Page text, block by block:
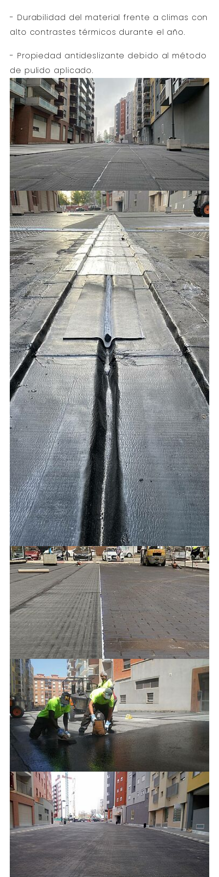
- Durabilidad del material frente a climas con
alto contrastes térmicos durante el año.
- Propiedad antideslizante debido al método
de pulido aplicado.